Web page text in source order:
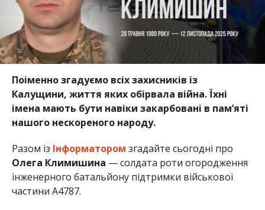
Поіменно згадуємо всіх захисників із
Калущини, життя яких обірвала війна. Їхні
імена мають бути навіки закарбовані в пам’яті
нашого нескореного народу.
Разом із Інформатором згадайте сьогодні про
Олега Климишина — солдата роти огородження
інженерного батальйону підтримки військової
частини А4787.